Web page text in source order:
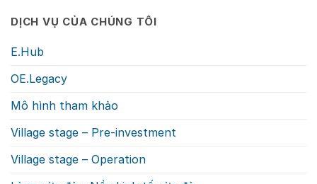
DỊCH VỤ CỦA CHÚNG TÔI
E.Hub
OE.Legacy
Mô hình tham khảo
Village stage – Pre-investment
Village stage – Operation